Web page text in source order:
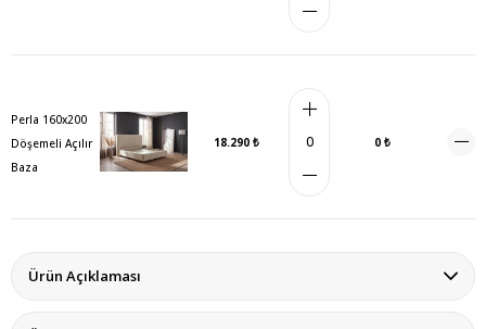
Perla 160x200
Döşemeli Açılır
Baza
18.290 ₺ 0 ₺
Ürün Açıklaması